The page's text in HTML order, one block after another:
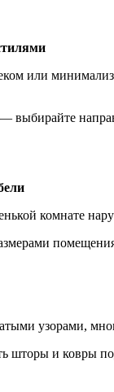
или
— выбирайте
комнате
узорами,
шторы и ковры